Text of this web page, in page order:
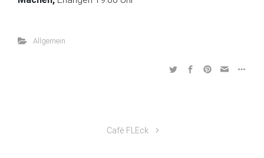
Allgemein
Cafè FLEck